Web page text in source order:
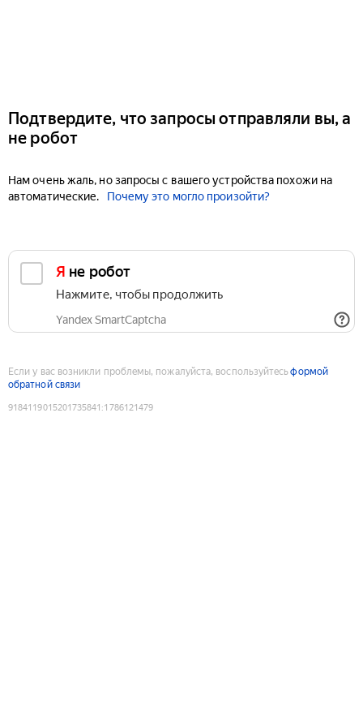
Подтвердите, что запросы отправляли вы, а
не робот
Нам очень жаль, но запросы с вашего устройства похожи на
автоматические.
Почему это могло произойти?
Я не робот
Нажмите, чтобы продолжить
Yandex SmartCaptcha
Если у вас возникли проблемы, пожалуйста, воспользуйтесьформой
обратной связи
9184119015201735841 :1786121479